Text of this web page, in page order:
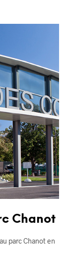
Chanot
parc Chanot en